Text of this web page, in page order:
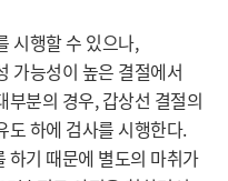
시행할 수 있으나,
가능성이 높은 결절에서
분의 경우, 갑상선 결절의
도 하에 검사를 시행한다.
하기 때문에 별도의 마취가